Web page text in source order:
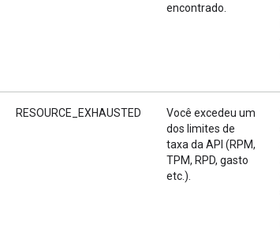
encontrado.
RESOURCE_EXHAUSTED
Você excedeu um
dos limites de
taxa da API (RPM,
TPM, RPD, gasto
etc.).